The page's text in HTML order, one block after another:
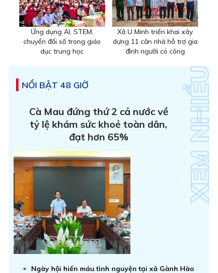
Ứng dụng AI, STEM,
chuyển đổi số trong giáo
dục trung học
Xã U Minh triển khai xây
dựng 11 căn nhà hỗ trợ gia
đình người có công
NỔI BẬT 48 GIỜ
Cà Mau đứng thứ 2 cả nước về
tỷ lệ khám sức khoẻ toàn dân,
đạt hơn 65%
Ngày hội hiến máu tình nguyện tại xã Gành Hào